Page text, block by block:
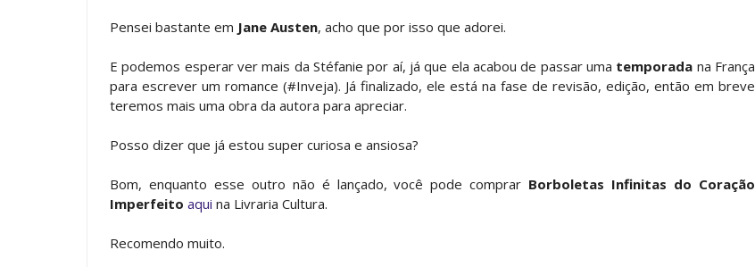
Pensei bastante em Jane Austen, acho que por isso que adorei.
E podemos esperar ver mais da Stéfanie por aí, já que ela acabou de passar uma temporada na França
para escrever um romance (#Inveja). Já finalizado, ele está na fase de revisão, edição, então em breve
teremos mais uma obra da autora para apreciar.
Posso dizer que já estou super curiosa e ansiosa?
Bom, enquanto esse outro não é lançado, você pode comprar Borboletas Infinitas do Coração
Imperfeito aqui na Livraria Cultura.
Recomendo muito.